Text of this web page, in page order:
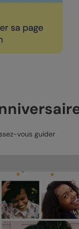
vous guider